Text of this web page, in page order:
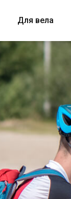
Для вела